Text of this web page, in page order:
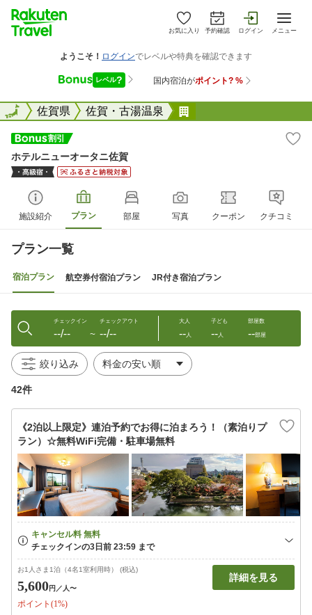
お気に入り 予約確認 ログイン メニュー
全国佐賀県 佐賀・古湯温泉
全国
ホテルニューオータニ佐賀
施設紹介 プラン 部屋 写真 クーポン クチコミ
プラン一覧
宿泊プラン 航空券付宿泊プラン JR付き宿泊プラン
チェックイン
--/-- 〜
チェックアウト
--/--
大人
--人
子ども
--人
部屋数
--部屋
絞り込み
42件
《2泊以上限定》連泊予約でお得に泊まろう！（素泊りプ
ラン）☆無料WiFi完備・駐車場無料
お1人さま1泊（4名1室利用時） (税込)
5,600円 ／人〜
ポイント(1%)
詳細を見る